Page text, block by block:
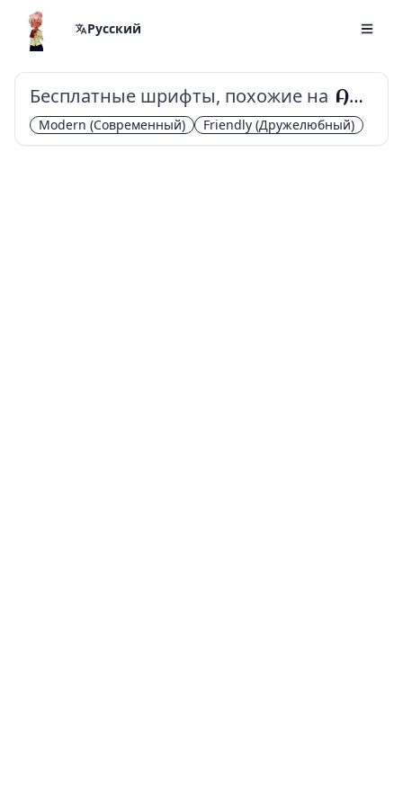
Русский
Бесплатные шрифты, похожие на Aclonica
Modern (Современный) Friendly (Дружелюбный)